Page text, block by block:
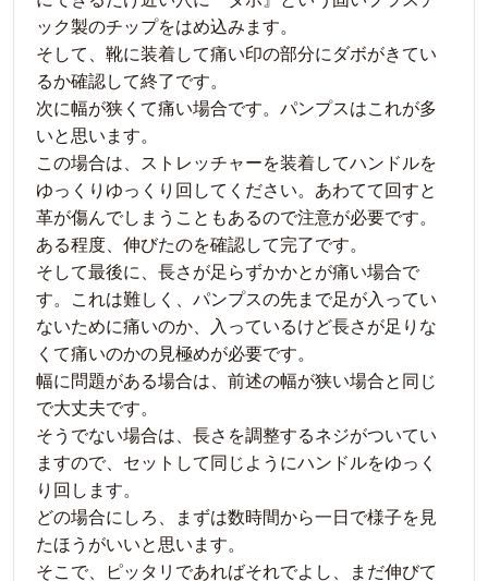
ック製のチップをはめ込みます。
そして、靴に装着して痛い印の部分にダボがきてい
るか確認して終了です。
次に幅が狭くて痛い場合です。パンプスはこれが多
いと思います。
この場合は、ストレッチャーを装着してハンドルを
ゆっくりゆっくり回してください。あわてて回すと
革が傷んでしまうこともあるので注意が必要です。
ある程度、伸びたのを確認して完了です。
そして最後に、長さが足らずかかとが痛い場合で
す。これは難しく、パンプスの先まで足が入ってい
ないために痛いのか、入っているけど長さが足りな
くて痛いのかの見極めが必要です。
幅に問題がある場合は、前述の幅が狭い場合と同じ
で大丈夫です。
そうでない場合は、長さを調整するネジがついてい
ますので、セットして同じようにハンドルをゆっく
り回します。
どの場合にしろ、まずは数時間から一日で様子を見
たほうがいいと思います。
そこで、ピッタリであればそれでよし、まだ伸びて